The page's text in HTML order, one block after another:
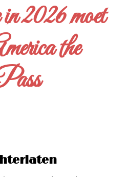
2026 moet
the